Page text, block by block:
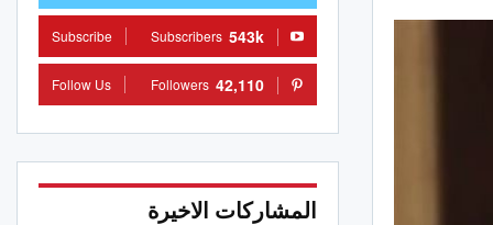
543k
Subscribers
Subscribe
42,110
Followers
Follow Us
المشاركات الاخيرة